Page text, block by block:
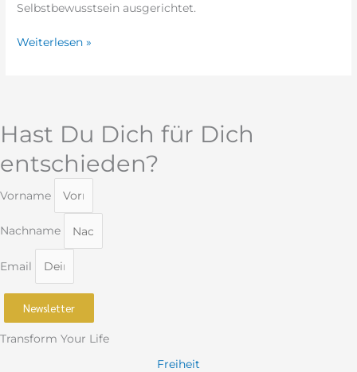
Selbstbewusstsein ausgerichtet.
Weiterlesen »
Hast Du Dich für Dich
entschieden?
Vorname
Nachname
Email
Newsletter
Transform Your Life
Freiheit